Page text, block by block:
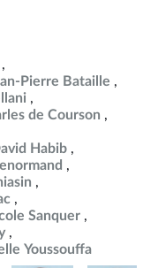
Pierre Bataille
de Courson
Habib
Sanquer
Youssouffa